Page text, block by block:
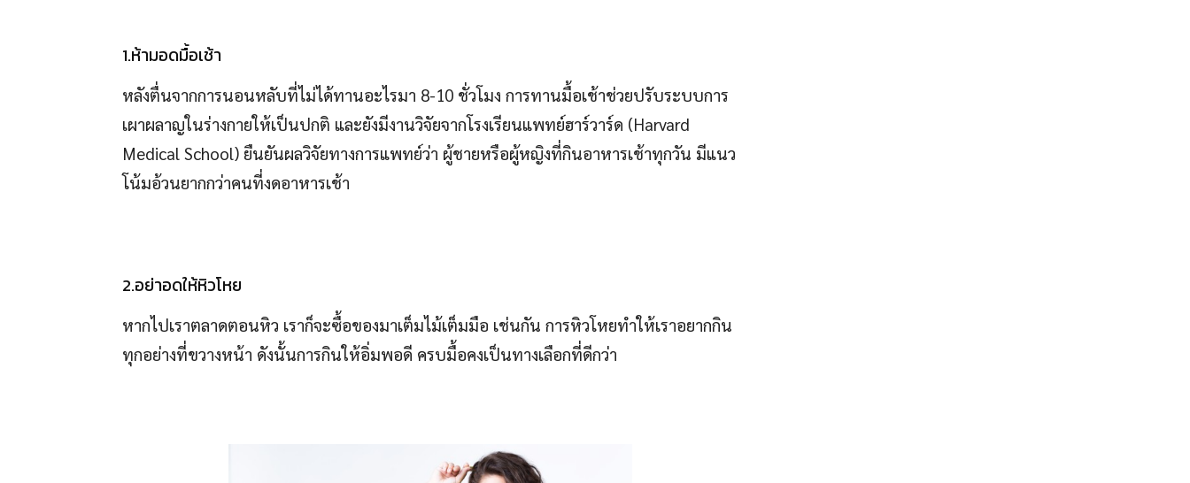
1.ห้ามอดมื้อเช้า
หลังตื่นจากการนอนหลับที่ไม่ได้ทานอะไรมา 8-10 ชั่วโมง การทานมื้อเช้าช่วยปรับระบบการ
เผาผลาญในร่างกายให้เป็นปกติ และยังมีงานวิจัยจากโรงเรียนแพทย์ฮาร์วาร์ด (Harvard
Medical School) ยืนยันผลวิจัยทางการแพทย์ว่า ผู้ชายหรือผู้หญิงที่กินอาหารเช้าทุกวัน มีแนว
โน้มอ้วนยากกว่าคนที่งดอาหารเช้า
2.อย่าอดให้หิวโหย
หากไปเราตลาดตอนหิว เราก็จะซื้อของมาเต็มไม้เต็มมือ เช่นกัน การหิวโหยทำให้เราอยากกิน
ทุกอย่างที่ขวางหน้า ดังนั้นการกินให้อิ่มพอดี ครบมื้อคงเป็นทางเลือกที่ดีกว่า